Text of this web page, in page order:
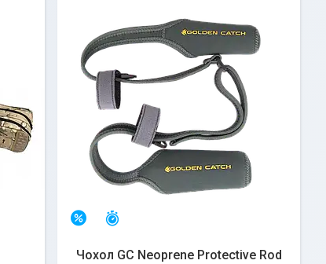
–7%
Чохол GC Neoprene Protective Rod